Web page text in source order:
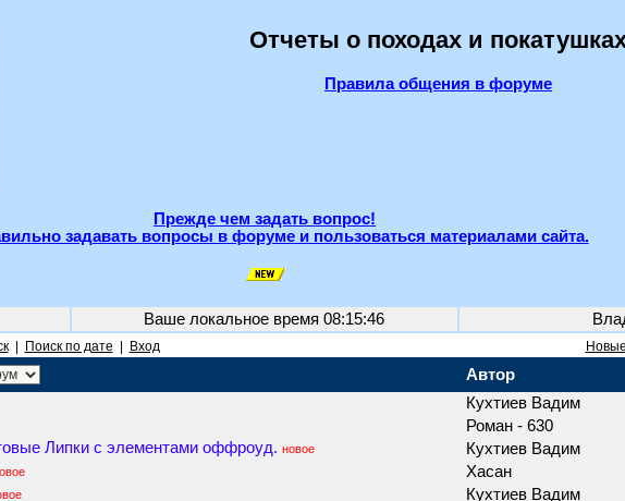
Отчеты о походах и
Правила общения в форуме
Прежде чем задать вопрос!
задавать вопросы в форуме и пользоваться материалами сайта.
Ваше локальное время 08:15:46
| Поиск по дате Вход
Автор
Кухтиев Вадим
Роман - 630
Липки с элементами оффроуд. новое Кухтиев Вадим
Хасан
Кухтиев Вадим